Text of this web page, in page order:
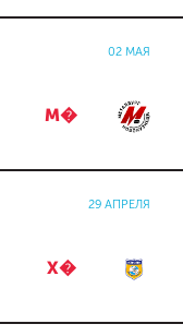
02 МАЯ
М�
29 АПРЕЛЯ
Х�